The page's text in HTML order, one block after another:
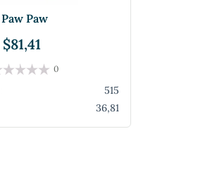
Paw Paw
$81,41
0
515
36,81